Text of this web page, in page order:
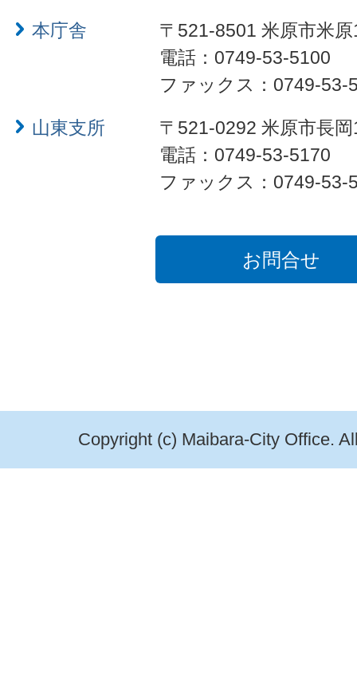
本庁舎
〒521-8501 米原市米
電話：0749-53-5100
ファックス：0749-53-
山東支所
〒521-0292 米原市長
電話：0749-53-5170
ファックス：0749-53-
お問合せ
Copyright (c) Maibara-City Office.